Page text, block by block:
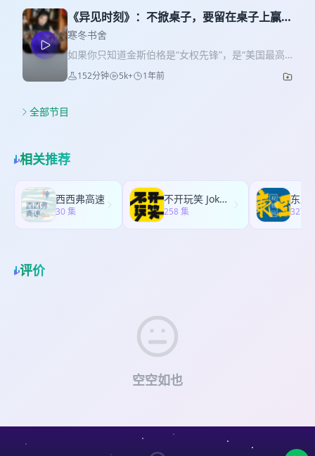
日常生活中瞬间瘫痪的“情绪闪回”，聊到了外人羡
慕、自己却在疯狂自我剥削的“高功能外壳”，也聊到
了如何在这个并不完美的现实世界里，四处化缘，
粗鲁又珍重地把自己重新养育一遍。 如果你也常常
“怎么难过也不会流泪”，如果你在人际关系里习惯性
质：发展任务的停滞 00:45:21：自保机制：自尊与
自信 1:02:35：毒性羞耻感与内在批判 1:31:54：再
养育：矫正性情感体验 1:49:38：高功能CPTSD的真
相 2:17:15：原谅与哀悼 2:31:46：CPTSD能被疗愈
么 我们不需要绝对的正确，我们只要在战场上活
命。 添加vx：storyco01，加入听友群，获取「寒冬
行？ 为什么这本男性的成圣之书，却最打动女性？
为什么他能穿越所有的嫉妒、割裂与身份， 而我们
却仍在寻找“真我”？ 3:43：为什么迫切想唠这本
书？ 本书的「5A级景区」导览：我在第二页就high
了，我们扑腾了这么久到底要去哪儿，人为什么一
定要去找到自己？ Part 1：「爱」的艺术 与「性」
51:40：生命力下降的荒凉：没有人会来，没有地方
go 是一种自由，反之亦然？ 1:05:20：看到他人因
果，心怀善意，但不干预 理解每个人有每个人的痛
苦，这对搞钱有帮助 1:18:46：我不要道 我要我的
求道之路 我要成为我 1:24:45：回不去的家 悉达多
的课题是什么 Part 4：婚姻和孩子 1:56:47：这本书
里的所有关系融合在一起，就是一段完整的婚姻 结
婚十年，婚姻对我来说还是一个神秘的东西
不像殿堂，像一个澡堂 2:10:02：婚姻是一种怎样的
有言语能力的状态下，你怎么知道你的孩子爱不爱
你 2:29:02：如果生命都不值钱，什么才是你要追求
的？ 进听友群，请加vx：storyco01
一次回望，也是一场预告。 有第一季的心路复盘，
也有“寒书”早期听众投票出的神秘数据； 有他们最
爱的播客清单，也藏着我们继续做下去的理由。 关
于寒冬书舍的初心、方向与野心，都在这里。 欢迎
你回来——有什么想对【寒冬书舍】说的，评论区
《异见时刻》：不掀桌子，要留在桌子上赢得
辩论｜从金斯伯格聊聊女性成长的真相
寒冬书舍
如果你只知道金斯伯格是“女权先锋”，是“美国最高
法院的第二位女性大法官”，那你可能还不了解她真
正动人的地方。 在读完《The NOTORIOUS
她用爆表的勤奋、冷静的策略和不动声色的坚持，
悄悄拓宽了女性的生存空间。 她说：“我只是尽了自
己的能力，做好了本职工作。” 本期节目咪惹制作了
详细手稿，免费奉上，请➕vx：storyco01 ，进
「寒冬书舍」听友群获取。 以下是本期节目的时间
表： 05：03：女性成长道路上的第一道障碍：认识
么样的体验？ 35:01：女性在上升道路上的一张「王
牌」：抗造 45:44：女性“能不能”、“要不要”、“如
何”兼顾事业与家庭 -- 一个人可以同时拥有极致的优
的影响力 1:04:10：当你爬得足够高，遇见的男性就
侣:最好的吸引是，好好活着 1:36:25：职场妈妈的
撕裂，孩子是否会成为你的减速带 1:51:29：很多时
152分钟 5k+ 1年前
全部节目
相关推荐
西西弗高速
30 集
不开玩笑 Jokes Aside
258 集
东亚
327 集
评价
空空如也